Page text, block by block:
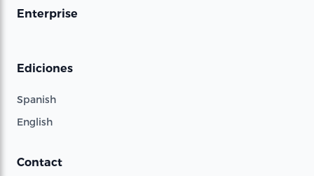
Enterprise
Ediciones
Spanish
English
Contact